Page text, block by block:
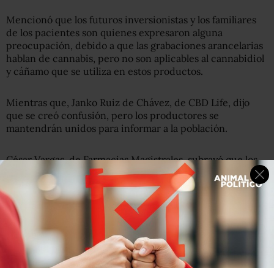
Mencionó que los futuros inversionistas y los familiares
de los pacientes son quienes expresaron alguna
preocupación, debido a que las grabaciones arancelarias
hablan de cannabis, pero no son aplicables al cannabidiol
y cáñamo que se utiliza en estos productos.
Mientras que, Janko Ruiz de Chávez, de CBD Life, dijo
que se creó confusión, pero los productores se
mantendrán unidos para informar a la población.
César Vargas, de Farmacias Magistrales, subrayó que los
productos con cannabidiol y menos de un por ciento de
THC no desplazarán los fármacos alópatas tradicionales,
ya que serán un complemento.
Los medicamentos con cannabidiol son útiles para el
tratamiento del dolor e inflamación en pacientes con
cáncer, esclerosis múltiple, Síndrome de